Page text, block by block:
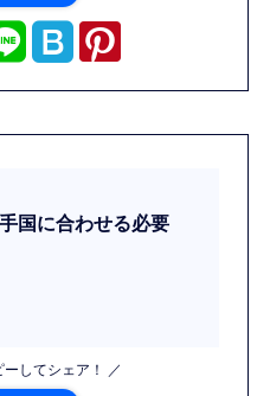
国に合わせる必要
してシェア！ ／